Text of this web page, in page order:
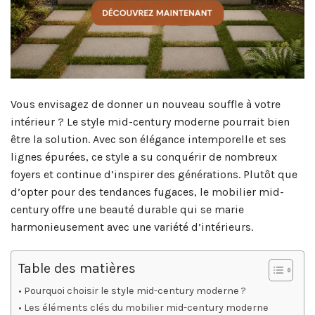
Vous envisagez de donner un nouveau souffle à votre
intérieur ? Le style mid-century moderne pourrait bien
être la solution. Avec son élégance intemporelle et ses
lignes épurées, ce style a su conquérir de nombreux
foyers et continue d’inspirer des générations. Plutôt que
d’opter pour des tendances fugaces, le mobilier mid-
century offre une beauté durable qui se marie
harmonieusement avec une variété d’intérieurs.
Table des matières
Pourquoi choisir le style mid-century moderne ?
Les éléments clés du mobilier mid-century moderne